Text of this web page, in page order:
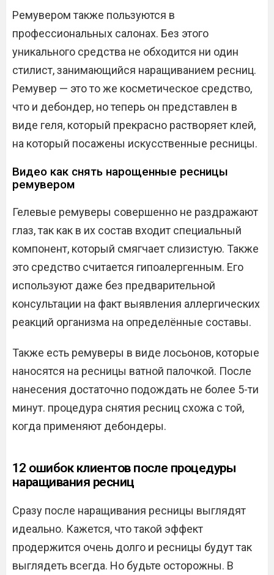
Ремувером также пользуются в
профессиональных салонах. Без этого
уникального средства не обходится ни один
стилист, занимающийся наращиванием ресниц.
Ремувер — это то же косметическое средство,
что и дебондер, но теперь он представлен в
виде геля, который прекрасно растворяет клей,
на который посажены искусственные ресницы.
Видео как снять нарощенные ресницы
ремувером
Гелевые ремуверы совершенно не раздражают
глаз, так как в их состав входит специальный
компонент, который смягчает слизистую. Также
это средство считается гипоалергенным. Его
используют даже без предварительной
консультации на факт выявления аллергических
реакций организма на определённые составы.
Также есть ремуверы в виде лосьонов, которые
наносятся на ресницы ватной палочкой. После
нанесения достаточно подождать не более 5-ти
минут. процедура снятия ресниц схожа с той,
когда применяют дебондеры.
12 ошибок клиентов после процедуры
наращивания ресниц
Сразу после наращивания ресницы выглядят
идеально. Кажется, что такой эффект
продержится очень долго и ресницы будут так
выглядеть всегда. Но будьте осторожны. В